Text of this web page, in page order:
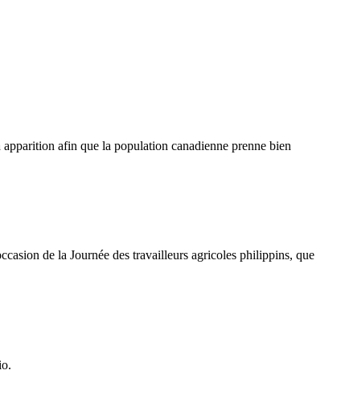
afin que la population canadienne prenne bien
de la Journée des travailleurs agricoles philippins, que